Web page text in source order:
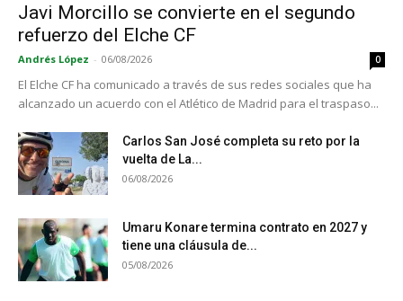
Javi Morcillo se convierte en el segundo
refuerzo del Elche CF
Andrés López - 06/08/2026 0
El Elche CF ha comunicado a través de sus redes sociales que ha
alcanzado un acuerdo con el Atlético de Madrid para el traspaso...
Carlos San José completa su reto por la
vuelta de La...
06/08/2026
Umaru Konare termina contrato en 2027 y
tiene una cláusula de...
05/08/2026